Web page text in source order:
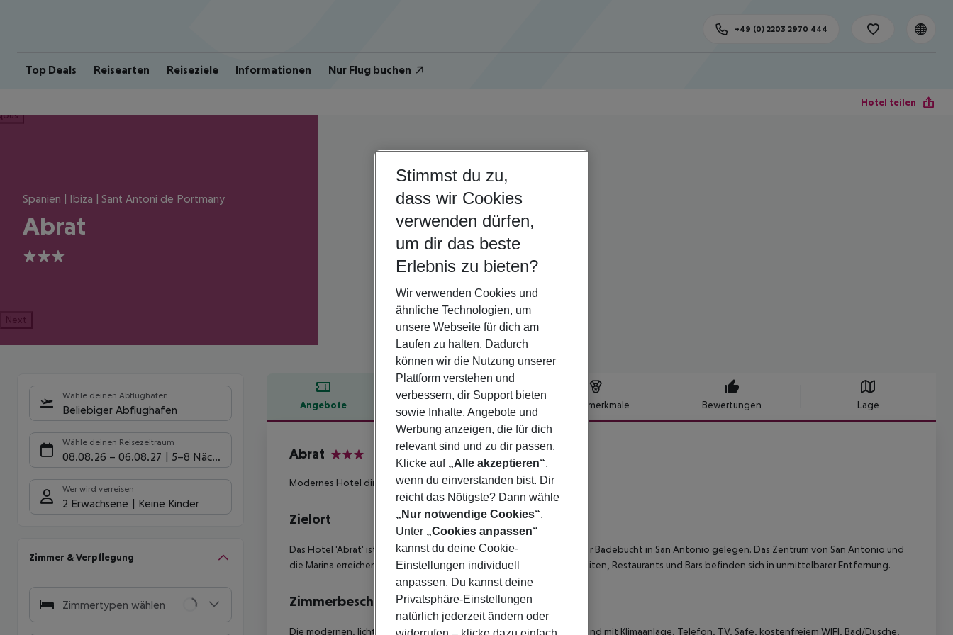
Top Deals Reisearten Reiseziele Informationen Nur Flug buchen
+49 (0) 2203 2970 444
Hotel teilen
Spanien | Ibiza | Sant Antoni de Portmany
Abrat
3
Next
Wähle deinen Abflughafen
Beliebiger Abflughafen
Wähle deinen Reisezeitraum
08.08.26 – 06.08.27 5-8 Nächte
Wer wird verreisen
2 Erwachsene Keine Kinder
Zimmer & Verpflegung
Zimmertypen wählen
Angebote Hotelbeschreibung Hotelmerkmale Bewertungen Lage
Hotelbeschreibung
Abrat
Modernes Hotel direkt an einer Bucht in San Antonio!
Zielort
Das Hotel 'Abrat' ist am Ende der Promenade wenige Meter von einer Badebucht in San Antonio gelegen. Das Zentrum von San Antonio und
die Marina erreichen Sie nach etwa 1km. Zahlreiche Einkaufsmöglichkeiten, Restaurants und Bars befinden sich in unmittelbarer Entfernung.
Zimmerbeschreibung
Die modernen, lichtdurchfluteten DOPPELZIMMMER (TWIN ROOM) sind mit Klimaanlage, Telefon, TV, Safe, kostenfreiem WIFI, Bad/Dusche,
Stimmst du zu,
dass wir Cookies
verwenden dürfen,
um dir das beste
Erlebnis zu bieten?
Wir verwenden Cookies und
ähnliche Technologien, um
unsere Webseite für dich am
Laufen zu halten. Dadurch
können wir die Nutzung unserer
Plattform verstehen und
verbessern, dir Support bieten
sowie Inhalte, Angebote und
Werbung anzeigen, die für dich
relevant sind und zu dir passen.
Klicke auf „Alle akzeptieren“,
wenn du einverstanden bist. Dir
reicht das Nötigste? Dann wähle
„Nur notwendige Cookies“.
Unter „Cookies anpassen“
kannst du deine Cookie-
Einstellungen individuell
anpassen. Du kannst deine
Privatsphäre-Einstellungen
natürlich jederzeit ändern oder